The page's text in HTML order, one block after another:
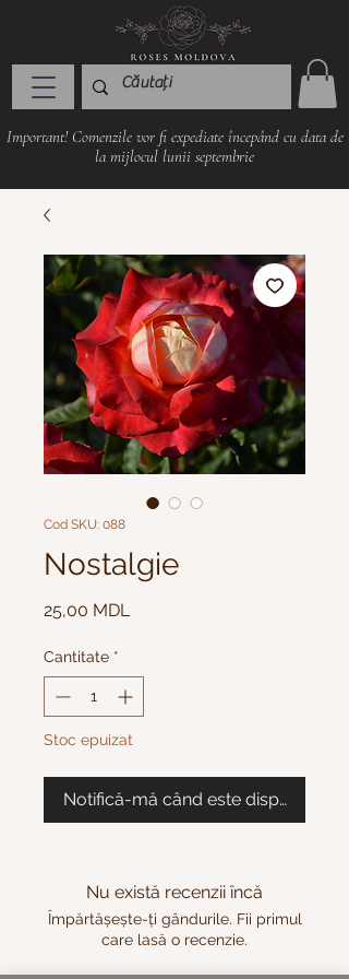
Important! Comenzile vor fi expediate începând cu data de
la mijlocul lunii septembrie
Cod SKU: 088
Nostalgie
25,00 MDL
Cantitate *
Stoc epuizat
Notifică-mă când este disponibil
Nu există recenzii încă
Împărtășește-ți gândurile. Fii primul
care lasă o recenzie.